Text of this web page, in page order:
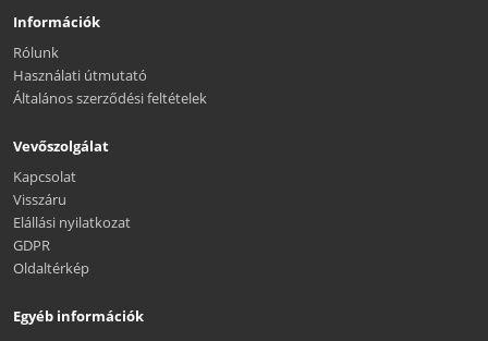
Információk
Rólunk
Használati útmutató
Általános szerződési feltételek
Vevőszolgálat
Kapcsolat
Visszáru
Elállási nyilatkozat
GDPR
Oldaltérkép
Egyéb információk